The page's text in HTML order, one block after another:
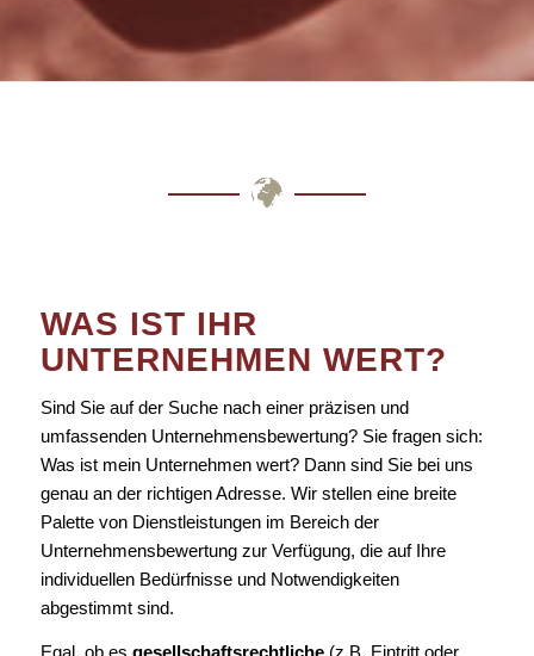
WAS IST IHR
UNTERNEHMEN WERT?
Sind Sie auf der Suche nach einer präzisen und
umfassenden Unternehmensbewertung? Sie fragen sich:
Was ist mein Unternehmen wert? Dann sind Sie bei uns
genau an der richtigen Adresse. Wir stellen eine breite
Palette von Dienstleistungen im Bereich der
Unternehmensbewertung zur Verfügung, die auf Ihre
individuellen Bedürfnisse und Notwendigkeiten
abgestimmt sind.
Egal, ob es gesellschaftsrechtliche (z.B. Eintritt oder